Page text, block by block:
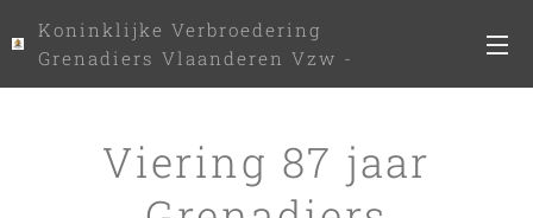
Koninklijke Verbroedering
Grenadiers Vlaanderen Vzw -
www.kvgv.be
Viering 87 jaar